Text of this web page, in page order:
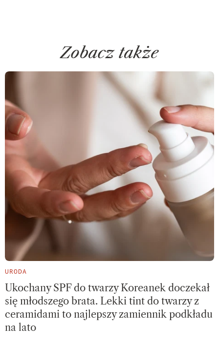
Zobacz także
URODA
Ukochany SPF do twarzy Koreanek doczekał
się młodszego brata. Lekki tint do twarzy z
ceramidami to najlepszy zamiennik podkładu
na lato